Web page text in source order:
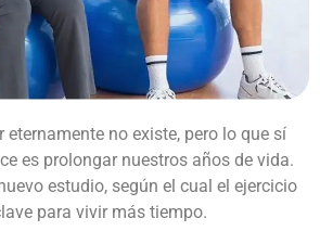
no existe, pero lo que sí
es prolongar nuestros años de vida.
estudio, según el cual el ejercicio
para vivir más tiempo.